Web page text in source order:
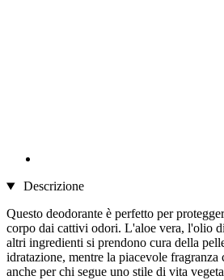
Descrizione
Questo deodorante è perfetto per
corpo dai cattivi odori. L'aloe vera, l'olio
altri ingredienti si prendono cura della
idratazione, mentre la piacevole fragranza
anche per chi segue uno stile di vita